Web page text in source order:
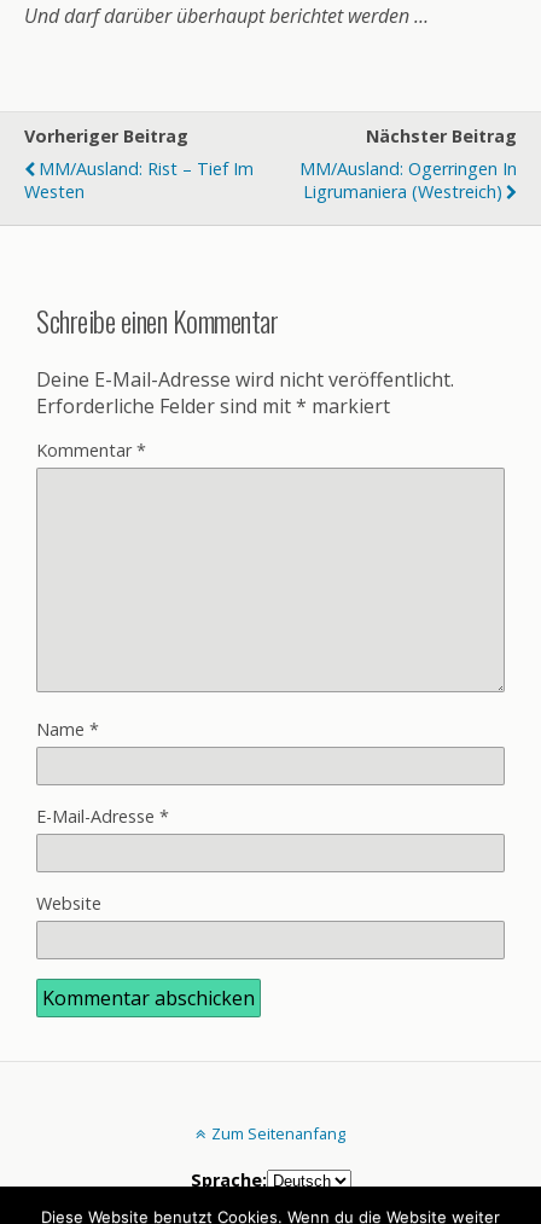
Und darf darüber überhaupt berichtet werden …
Vorheriger Beitrag
MM/Ausland: Rist – Tief Im
Westen
Nächster Beitrag
MM/Ausland: Ogerringen In
Ligrumaniera (Westreich)
Schreibe einen Kommentar
Deine E-Mail-Adresse wird nicht veröffentlicht.
Erforderliche Felder sind mit* markiert
Kommentar*
Name *
E-Mail-Adresse *
Website
Zum Seitenanfang
Sprache:
Diese Website benutzt Cookies. Wenn du die Website weiter